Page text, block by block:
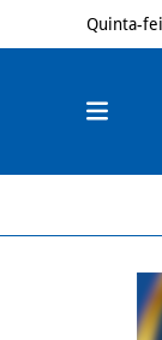
Quinta-